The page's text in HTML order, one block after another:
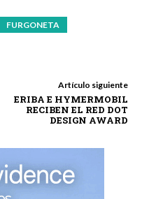
FURGONETA
Artículo siguiente
ERIBA E HYMERMOBIL
RECIBEN EL RED DOT
DESIGN AWARD